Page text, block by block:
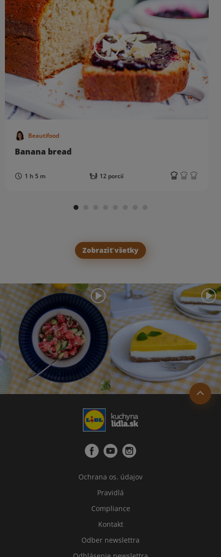
Beautifood
Banana bread
1 h 5 m 12 porcií
Zobraziť všetky
Ochrana os. údajov
Pravidlá
Compliance
Kontakt
Odber newslettra